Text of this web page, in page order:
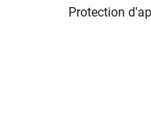
Protection